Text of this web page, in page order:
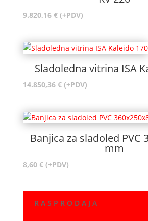
9.820,16 € (+PDV)
Sladoledna vitrina ISA
14.850,36 € (+PDV)
Banjica za sladoled PVC
mm
8,60 € (+PDV)
R A S P R O D A J A